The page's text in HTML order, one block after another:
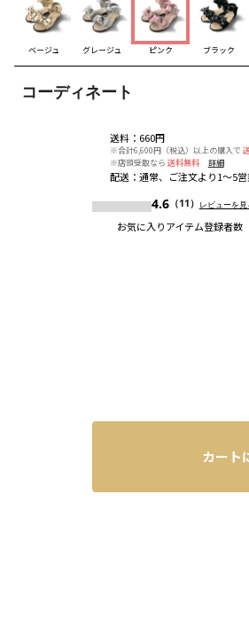
ベージュ グレージュ ピンク ブラック
コーディネート
送料： 660円
※合計6,600円（税込）以上の購入で
※店頭受取なら 送料無料 詳細
配送： 通常、ご注文より1～5
4.6（11） レビューを見
お気に入りアイテム登録者数
カート